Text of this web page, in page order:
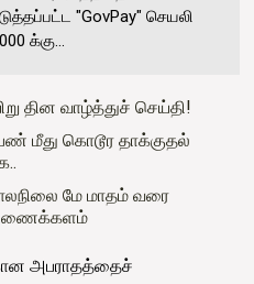
"GovPay" செயலி
க்கு...
தின வாழ்த்துச் செய்தி!
மீது கொடூர தாக்குதல்
மே மாதம் வரை
அபராதத்தைச்